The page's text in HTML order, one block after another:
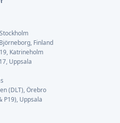
Finland
Katrineholm
Uppsala
(DLT), Örebro
P19), Uppsala